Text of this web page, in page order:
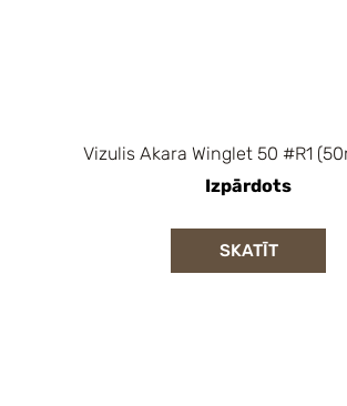
Vizulis Akara Winglet 50 #R1
Izpārdots
SKATĪT